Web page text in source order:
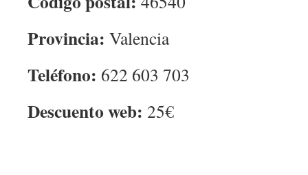
Provincia: Valencia
Teléfono: 622 603 703
Descuento web: 25€